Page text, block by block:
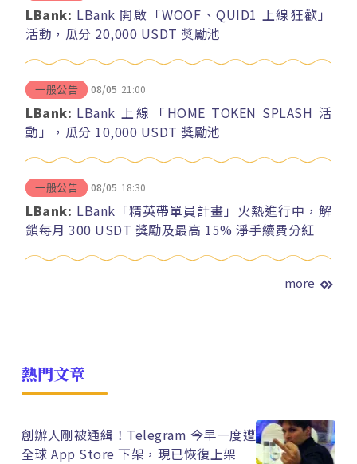
LBank: LBank 開啟「WOOF、QUID1 上線狂歡」
活動，瓜分 20,000 USDT 獎勵池
一般公告 08/05 21:00
LBank: LBank 上線「HOME TOKEN SPLASH 活
動」，瓜分 10,000 USDT 獎勵池
一般公告 08/05 18:30
LBank: LBank「精英帶單員計畫」火熱進行中，解
鎖每月 300 USDT 獎勵及最高 15% 淨手續費分紅
more
熱門文章
創辦人剛被通緝！Telegram 今早一度遭
全球 App Store 下架，現已恢復上架